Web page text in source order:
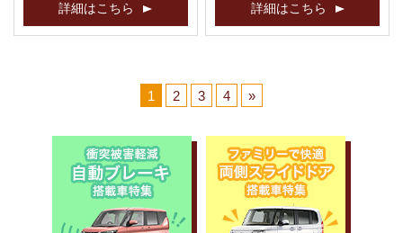
詳細はこちら 詳細はこちら
1 2 3 4 »